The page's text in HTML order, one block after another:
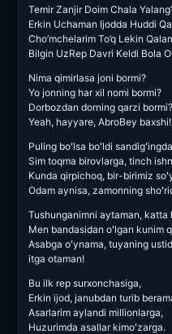
Temir Zanjir Doim Chala
Erkin Uchaman Ijodda Huddi
Cho’mchelarim To’q Lekin
Bilgin UzRep Davri Keldi Bola
Nima qimirlasa joni bormi?
Yo jonning har xil nomi bormi?
Dorbozdan dorning qarzi bormi?
Yeah, hayyare, AbroBey baxshi!
Puling boʻlsa boʻldi
Sim toqma birovlarga, tinch
Kunda qirpichoq, bir-birimiz
Odam aynisa, zamonning
Tushunganimni aytaman, katta
Men bandasidan oʻlgan kunim
Asabga oʻynama, tuyaning
itga otaman!
Bu ilk rep surxonchasiga,
Erkin ijod, janubdan turib
Asarlarim aylandi millionlarga,
Huzurimda asallar kimoʻzarga.